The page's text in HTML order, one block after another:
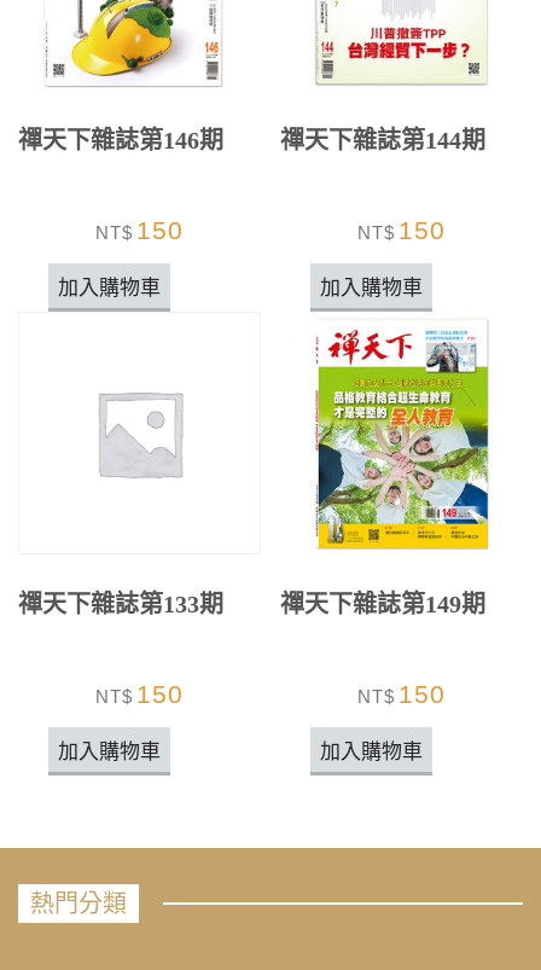
禪天下雜誌第146期
NT$ 150
加入購物車
禪天下雜誌第144期
NT$ 150
加入購物車
禪天下雜誌第133期
NT$ 150
加入購物車
禪天下雜誌第149期
NT$ 150
加入購物車
熱門分類